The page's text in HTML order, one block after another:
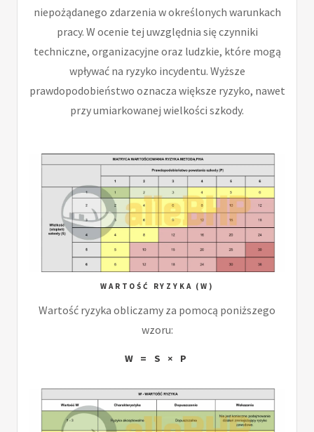
niepożądanego zdarzenia w określonych warunkach
pracy. W ocenie tej uwzględnia się czynniki
techniczne, organizacyjne oraz ludzkie, które mogą
wpływać na ryzyko incydentu. Wyższe
prawdopodobieństwo oznacza większe ryzyko, nawet
przy umiarkowanej wielkości szkody.
WARTOŚĆ RYZYKA (W)
Wartość ryzyka obliczamy za pomocą poniższego
wzoru:
W = S × P